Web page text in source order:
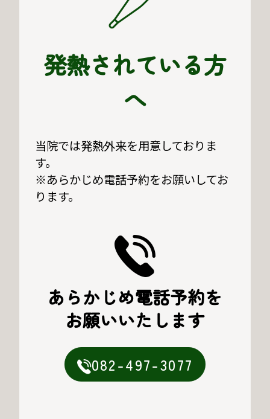
発熱されている方
へ
当院では発熱外来を用意しておりま
す。
※あらかじめ電話予約をお願いしてお
ります。
あらかじめ電話予約を
お願いいたします
082-497-3077